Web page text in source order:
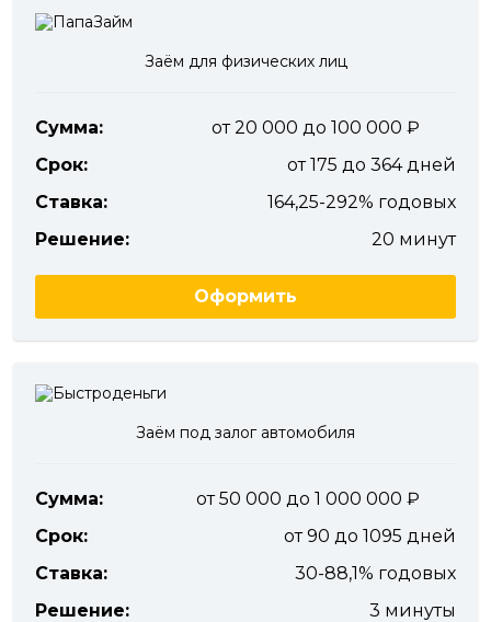
Заём для физических лиц
Сумма:
от 20 000 до 100 000
Срок:
от 175 до 364 дней
Ставка:
164,25-292% годовых
Решение:
20 минут
Оформить
Заём под залог автомобиля
Сумма:
от 50 000 до 1 000 000
Срок:
от 90 до 1095 дней
Ставка:
30-88,1% годовых
Решение:
3 минуты